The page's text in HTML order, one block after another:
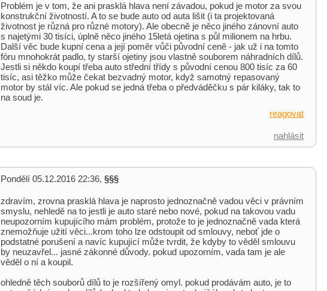
Problém je v tom, že ani prasklá hlava není závadou, pokud je motor za svou
konstrukční životností. A to se bude auto od auta lišit (i ta projektovaná
životnost je různá pro různé motory). Ale obecně je něco jiného zánovní auto
s najetými 30 tisíci, úplně něco jiného 15letá ojetina s půl milionem na hrbu.
Další věc bude kupní cena a její poměr vůči původní ceně - jak už i na tomto
fóru mnohokrát padlo, ty starší ojetiny jsou vlastně souborem náhradních dílů.
Jestli si někdo koupí třeba auto střední třídy s původní cenou 800 tisíc za 60
tisíc, asi těžko může čekat bezvadný motor, když samotný repasovaný
motor by stál víc. Ale pokud se jedná třeba o předváděčku s pár kiláky, tak to
na soud je.
reagovat
nahlásit
Pondělí 05.12.2016 22:36, §§§
zdravím, zrovna prasklá hlava je naprosto jednoznačně vadou věci v právním
smyslu, nehledě na to jestli je auto staré nebo nové, pokud na takovou vadu
neupozorním kupujícího mám problém, protože to je jednoznačně vada která
znemožňuje užití věci...krom toho lze odstoupit od smlouvy, neboť jde o
podstatné porušení a navíc kupující může tvrdit, že kdyby to věděl smlouvu
by neuzavřel... jasné zákonné důvody. pokud upozorním, vada tam je ale
věděl o ní a koupil.
ohledně těch souborů dílů to je rozšířený omyl. pokud prodávám auto, je to